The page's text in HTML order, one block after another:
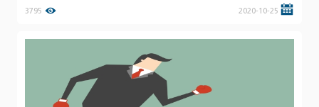
2020-10-25
3795